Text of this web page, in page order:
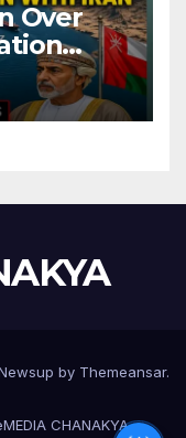
Over
by Themeansar.
MEDIA CHANAKYA